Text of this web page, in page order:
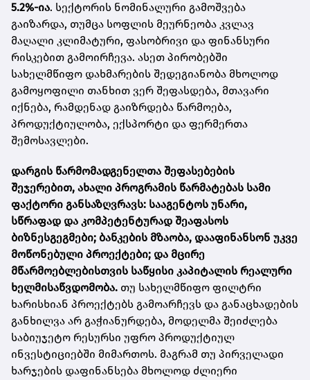
5.2%-ია. სექტორის ნომინალური გამოშვება
გაიზარდა, თუმცა სოფლის მეურნეობა კვლავ
მაღალი კლიმატური, ფასობრივი და ფინანსური
რისკებით გამოირჩევა. ასეთ პირობებში
სახელმწიფო დახმარების შედეგიანობა მხოლოდ
გამოყოფილი თანხით ვერ შეფასდება, მთავარი
იქნება, რამდენად გაიზრდება წარმოება,
პროდუქტიულობა, ექსპორტი და ფერმერთა
შემოსავლები.
დარგის წარმომადგენელთა შეფასებების
შეჯერებით, ახალი პროგრამის წარმატებას სამი
ფაქტორი განსაზღვრავს: სააგენტოს უნარი,
სწრაფად და კომპეტენტურად შეაფასოს
ბიზნესგეგმები; ბანკების მზაობა, დააფინანსონ უკვე
მოწონებული პროექტები; და მცირე
მწარმოებლებისთვის საწყისი კაპიტალის რეალური
ხელმისაწვდომობა. თუ სახელმწიფო ფილტრი
ხარისხიან პროექტებს გამოარჩევს და განაცხადების
განხილვა არ გაჭიანურდება, მოდელმა შეიძლება
საბიუჯეტო რესურსი უფრო პროდუქტიულ
ინვესტიციებში მიმართოს. მაგრამ თუ პირველადი
ხარჯების დაფინანსება მხოლოდ ძლიერი